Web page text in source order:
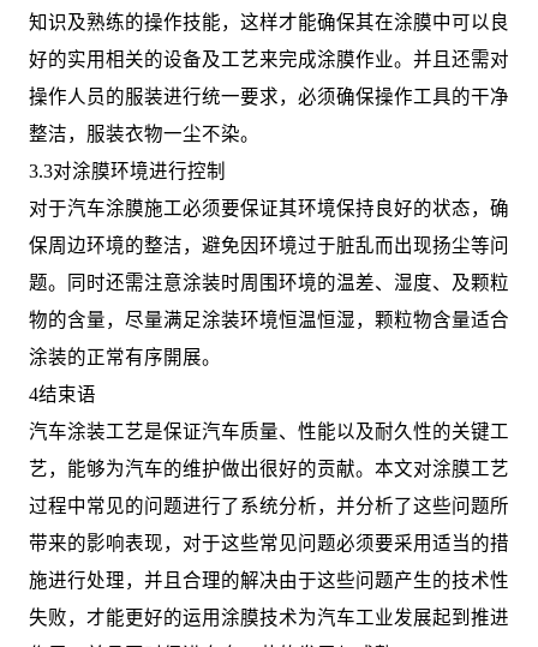
知识及熟练的操作技能，这样才能确保其在涂膜中可以良
好的实用相关的设备及工艺来完成涂膜作业。并且还需对
操作人员的服装进行统一要求，必须确保操作工具的干净
整洁，服装衣物一尘不染。
3.3对涂膜环境进行控制
对于汽车涂膜施工必须要保证其环境保持良好的状态，确
保周边环境的整洁，避免因环境过于脏乱而出现扬尘等问
题。同时还需注意涂装时周围环境的温差、湿度、及颗粒
物的含量，尽量满足涂装环境恒温恒湿，颗粒物含量适合
涂装的正常有序開展。
4结束语
汽车涂装工艺是保证汽车质量、性能以及耐久性的关键工
艺，能够为汽车的维护做出很好的贡献。本文对涂膜工艺
过程中常见的问题进行了系统分析，并分析了这些问题所
带来的影响表现，对于这些常见问题必须要采用适当的措
施进行处理，并且合理的解决由于这些问题产生的技术性
失败，才能更好的运用涂膜技术为汽车工业发展起到推进